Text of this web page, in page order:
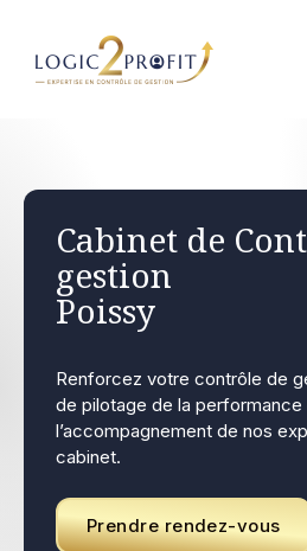
contenu
Cabinet de
gestion
Poissy
Renforcez votre contrôle de
de pilotage de la performance
l’accompagnement de nos
cabinet.
Prendre rendez-vous